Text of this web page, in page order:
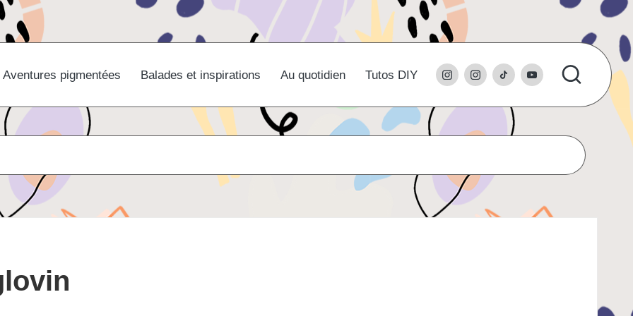
Aventures pigmentées Balades et inspirations Au quotidien Tutos DIY instagraml’instagram
tiktok youtube